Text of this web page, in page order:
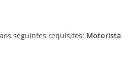
seguintes requisitos: